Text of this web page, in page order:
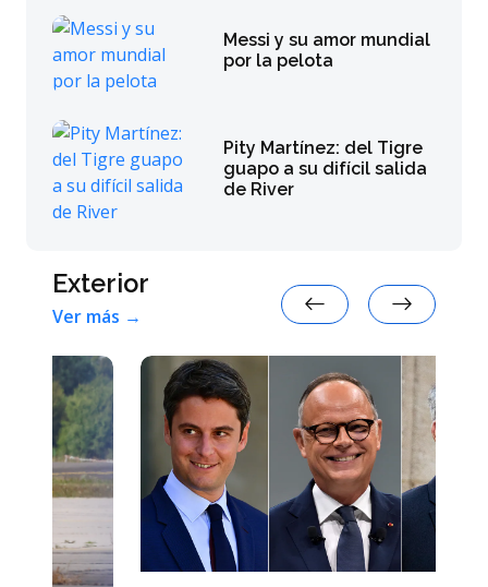
Messi y su amor mundial
por la pelota
Pity Martínez: del Tigre
guapo a su difícil salida
de River
Exterior
Ver más →